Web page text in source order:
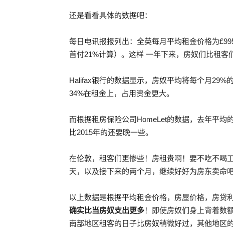
还是看看具体的数据吧：
每日电讯报报列出：全英每月平均租金价格为
首付21%计算）。这样 一年下来，房奴们比租客
Halifax银行的数据显示，房奴平均将每个月29%
34%在租金上，占用资金更大。
而根据租房保险公司HomeLet的数据，去年平均
比2015年的还要晚一些。
在伦敦，租客们更惨些！房租贵啊！要不吃不喝
天，以及接下来的两个月，继续好好为房东卖命吧
以上数据是根据平均租金价格，房屋价格，房贷
确实比当房奴支出更多！即使房奴们身上背着数
南部地区租客的日子比房奴稍微好过，其他地区